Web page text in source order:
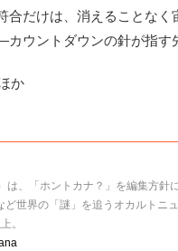
合だけは、消えることな
ウントダウンの針が指す
か
は、「ホントカナ？」を編集方針
ど世界の「謎」を追うオカルトニ
。